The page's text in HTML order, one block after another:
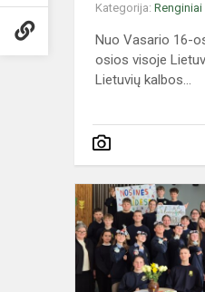
Kategorija: Renginiai
Nuo Vasario 16-
osios visoje
Lietuvių kalbos...